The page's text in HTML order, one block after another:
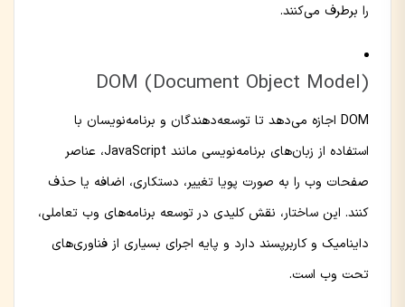
را برطرف می‌کنند.
DOM (Document Object Model)
DOM اجازه می‌دهد تا توسعه‌دهندگان و برنامه‌نویسان با
استفاده از زبان‌های برنامه‌نویسی مانند JavaScript، عناصر
صفحات وب را به صورت پویا تغییر، دستکاری، اضافه یا حذف
کنند. این ساختار، نقش کلیدی در توسعه برنامه‌های وب تعاملی،
داینامیک و کاربرپسند دارد و پایه اجرای بسیاری از فناوری‌های
تحت وب است.